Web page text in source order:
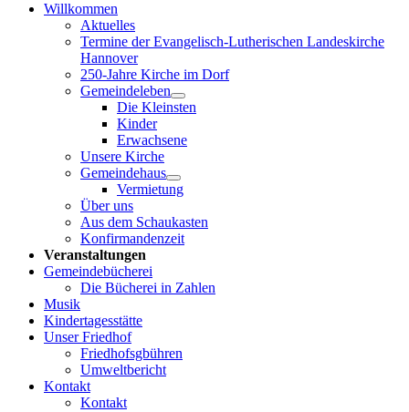
Willkommen
Aktuelles
Termine der Evangelisch-Lutherischen Landeskirche
Hannover
250-Jahre Kirche im Dorf
Gemeindeleben
Die Kleinsten
Kinder
Erwachsene
Unsere Kirche
Gemeindehaus
Vermietung
Über uns
Aus dem Schaukasten
Konfirmandenzeit
Veranstaltungen
Gemeindebücherei
Die Bücherei in Zahlen
Musik
Kindertagesstätte
Unser Friedhof
Friedhofsgbühren
Umweltbericht
Kontakt
Kontakt